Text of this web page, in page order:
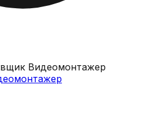
Видеомонтажер